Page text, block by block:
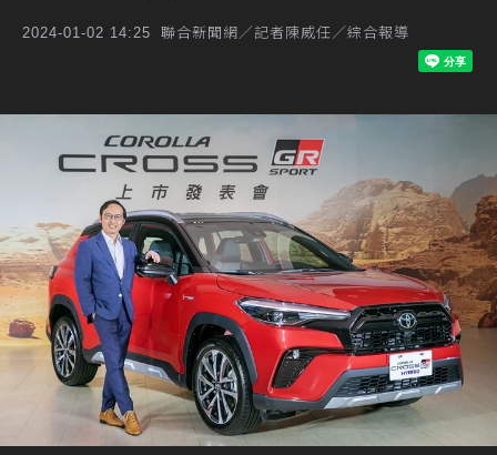
2024-01-02 14:25 聯合新聞網／記者陳威任／綜合報導